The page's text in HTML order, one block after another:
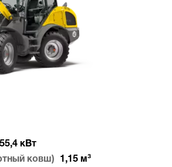
55,4 кВт
ковш)
1,15 м³